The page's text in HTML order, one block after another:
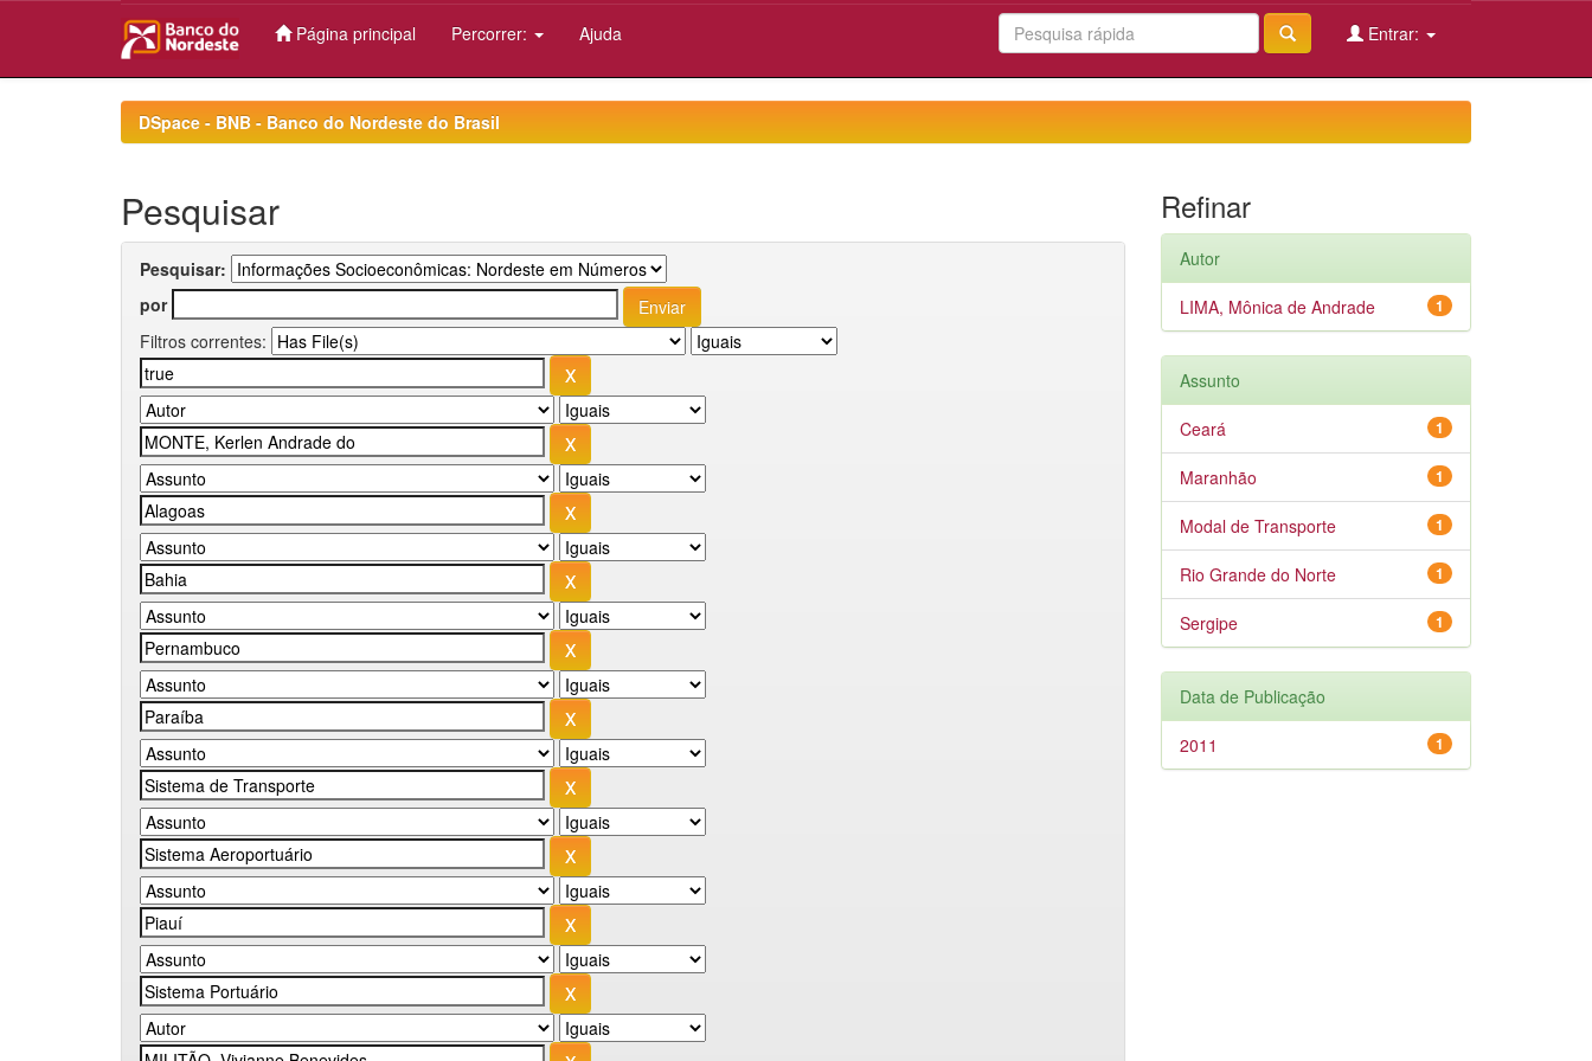
Página principal Percorrer: Ajuda Entrar:
DSpace - BNB - Banco do Nordeste do Brasil
Pesquisar
Pesquisar:
por
Filtros correntes:
Refinar
Autor
1
LIMA, Mônica de Andrade
Assunto
1
Ceará
1
Maranhão
1
Modal de Transporte
1
Rio Grande do Norte
1
Sergipe
Data de Publicação
1
2011